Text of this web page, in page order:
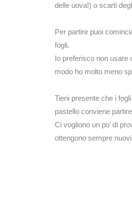
delle uova!) o scarti
Per partire puoi
fogli.
Io preferisco non usare
modo ho molto meno
Tieni presente che i
pastello conviene
Ci vogliono un po’ di
ottengono sempre